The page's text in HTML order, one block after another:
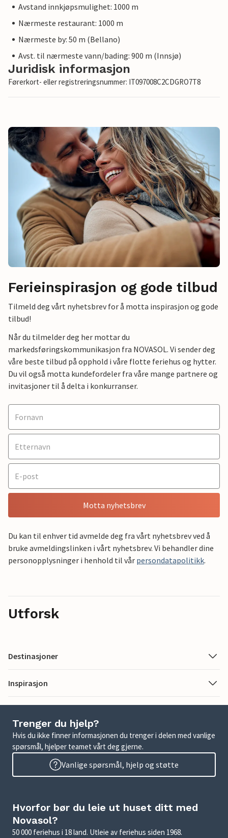
Avstand innkjøpsmulighet: 1000 m
Nærmeste restaurant: 1000 m
Nærmeste by: 50 m (Bellano)
Avst. til nærmeste vann/bading: 900 m (Innsjø)
Juridisk informasjon
Førerkort- eller registreringsnummer: IT097008C2CDGRO7T8
Ferieinspirasjon og gode tilbud
Tilmeld deg vårt nyhetsbrev for å motta inspirasjon og gode
tilbud!
Når du tilmelder deg her mottar du
markedsføringskommunikasjon fra NOVASOL. Vi sender deg
våre beste tilbud på opphold i våre flotte feriehus og hytter.
Du vil også motta kundefordeler fra våre mange partnere og
invitasjoner til å delta i konkurranser.
Motta nyhetsbrev
Du kan til enhver tid avmelde deg fra vårt nyhetsbrev ved å
bruke avmeldingslinken i vårt nyhetsbrev. Vi behandler dine
personopplysninger i henhold til vår persondatapolitikk.
Utforsk
Destinasjoner
Inspirasjon
Trenger du hjelp?
Hvis du ikke finner informasjonen du trenger i delen med vanlige
spørsmål, hjelper teamet vårt deg gjerne.
Vanlige spørsmål, hjelp og støtte
Hvorfor bør du leie ut huset ditt med
Novasol?
50 000 feriehus i 18 land. Utleie av feriehus siden 1968.